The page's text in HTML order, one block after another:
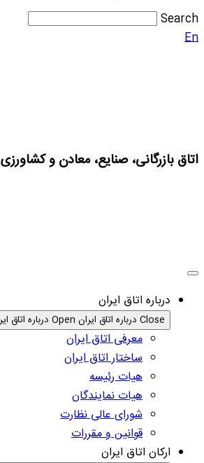
Search
En
اتاق بازرگانی، صنایع، معادن و
درباره اتاق ایران
Close درباره اتاق ایران Open درباره اتاق ایران
معرفی اتاق ایران
ساختار اتاق ایران
هیات رئیسه
هیات نمایندگان
شورای عالی نظارت
قوانین و مقررات
ارکان اتاق ایران